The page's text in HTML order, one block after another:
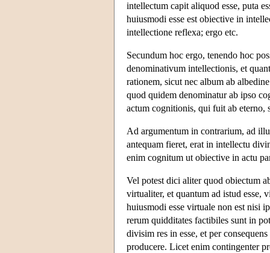
intellectum capit aliquod esse, puta
huiusmodi esse est obiective in
intellectione reflexa; ergo etc.
Secundum hoc ergo, tenendo hoc
denominativum intellectionis, et
rationem, sicut nec album ab
quod quidem denominatur ab ipso
actum cognitionis, qui fuit ab eterno,
Ad argumentum in contrarium, ad
antequam fieret, erat in intellectu
enim cognitum ut obiective in actu
Vel potest dici aliter quod obiectum
virtualiter, et quantum ad istud esse,
huiusmodi esse virtuale non est nisi
rerum quidditates factibiles sunt in
divisim res in esse, et per
producere. Licet enim contingenter